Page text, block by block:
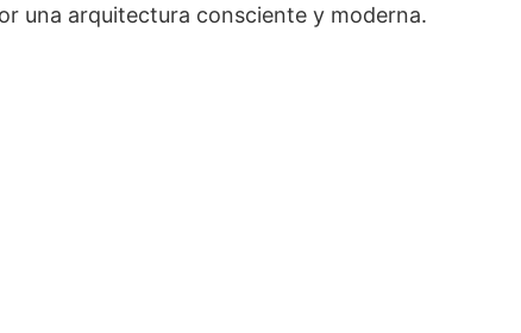
una arquitectura consciente y moderna.